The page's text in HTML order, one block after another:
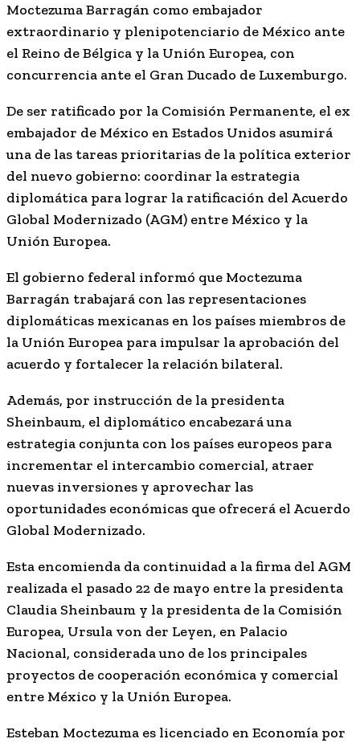
Moctezuma Barragán como embajador
extraordinario y plenipotenciario de México ante
el Reino de Bélgica y la Unión Europea, con
concurrencia ante el Gran Ducado de Luxemburgo.
De ser ratificado por la Comisión Permanente, el ex
embajador de México en Estados Unidos asumirá
una de las tareas prioritarias de la política exterior
del nuevo gobierno: coordinar la estrategia
diplomática para lograr la ratificación del Acuerdo
Global Modernizado (AGM) entre México y la
Unión Europea.
El gobierno federal informó que Moctezuma
Barragán trabajará con las representaciones
diplomáticas mexicanas en los países miembros de
la Unión Europea para impulsar la aprobación del
acuerdo y fortalecer la relación bilateral.
Además, por instrucción de la presidenta
Sheinbaum, el diplomático encabezará una
estrategia conjunta con los países europeos para
incrementar el intercambio comercial, atraer
nuevas inversiones y aprovechar las
oportunidades económicas que ofrecerá el Acuerdo
Global Modernizado.
Esta encomienda da continuidad a la firma del AGM
realizada el pasado 22 de mayo entre la presidenta
Claudia Sheinbaum y la presidenta de la Comisión
Europea, Ursula von der Leyen, en Palacio
Nacional, considerada uno de los principales
proyectos de cooperación económica y comercial
entre México y la Unión Europea.
Esteban Moctezuma es licenciado en Economía por